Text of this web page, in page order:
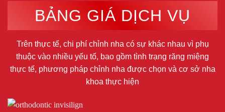
BẢNG GIÁ DỊCH VỤ
Trên thực tế, chi phí chỉnh nha có sự khác nhau vì phụ
thuộc vào nhiều yếu tố, bao gồm tình trạng răng miệng
thực tế, phương pháp chỉnh nha được chọn và cơ sở nha
khoa thực hiện